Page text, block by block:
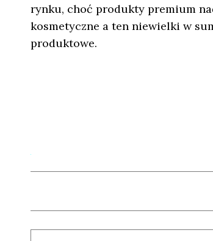
rynku, choć produkty premium
kosmetyczne a ten niewielki w
produktowe.